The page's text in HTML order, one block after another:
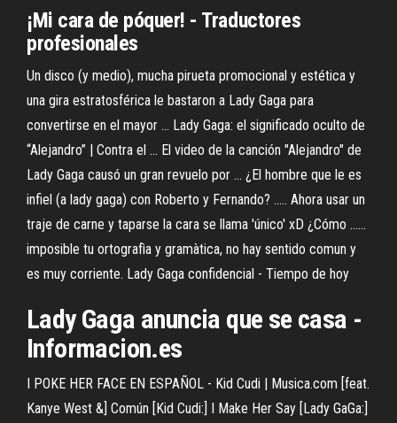
¡Mi cara de póquer! - Traductores
profesionales
Un disco (y medio), mucha pirueta promocional y estética y
una gira estratosférica le bastaron a Lady Gaga para
convertirse en el mayor ... Lady Gaga: el significado oculto de
“Alejandro” | Contra el ... El video de la canción "Alejandro" de
Lady Gaga causó un gran revuelo por ... ¿El hombre que le es
infiel (a lady gaga) con Roberto y Fernando? ..... Ahora usar un
traje de carne y taparse la cara se llama 'único' xD ¿Cómo ......
imposible tu ortografìa y gramàtica, no hay sentido comun y
es muy corriente. Lady Gaga confidencial - Tiempo de hoy
Lady Gaga anuncia que se casa -
Informacion.es
I POKE HER FACE EN ESPAÑOL - Kid Cudi | Musica.com [feat.
Kanye West &] Común [Kid Cudi:] I Make Her Say [Lady GaGa:]